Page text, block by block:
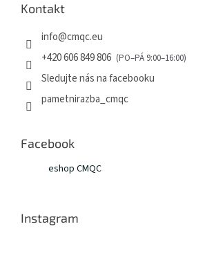
Kontakt
info@cmqc.eu
+420 606 849 806
Sledujte nás na facebooku
pametnirazba_cmqc
Facebook
eshop CMQC
Instagram